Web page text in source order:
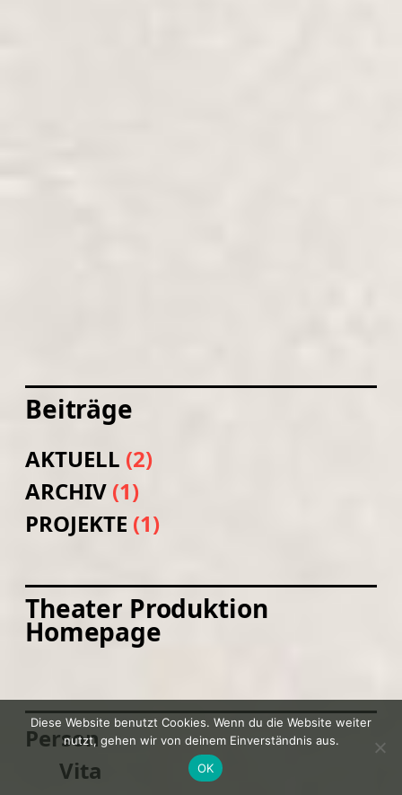
Beiträge
AKTUELL (2)
ARCHIV (1)
PROJEKTE (1)
Theater Produktion
Homepage
Person
Vita
Diese Website benutzt Cookies. Wenn du die Website weiter
nutzt, gehen wir von deinem Einverständnis aus.
OK